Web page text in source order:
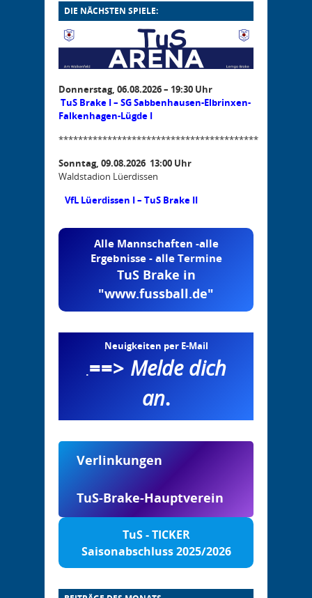
DIE NÄCHSTEN SPIELE:
Donnerstag, 06.08.2026 – 19:30 Uhr
TuS Brake I – SG Sabbenhausen-Elbrinxen-
Falkenhagen-Lügde I
*****************************************
Sonntag, 09.08.2026 13:00 Uhr
Waldstadion Lüerdissen
VfL Lüerdissen I – TuS Brake II
Alle Mannschaften -alle
Ergebnisse - alle Termine
TuS Brake in
"www.fussball.de"
Neuigkeiten per E-Mail
.==> Melde dich
an.
Verlinkungen
TuS-Brake-Hauptverein
TuS - TICKER
Saisonabschluss 2025/2026